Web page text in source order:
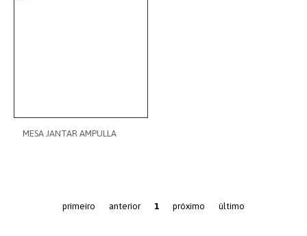
MESA JANTAR AMPULLA
primeiro anterior 1 próximo último